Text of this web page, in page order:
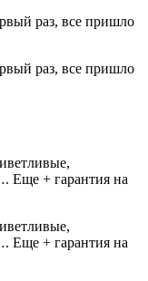
раз, все пришло
раз, все пришло
Еще + гарантия на
Еще + гарантия на